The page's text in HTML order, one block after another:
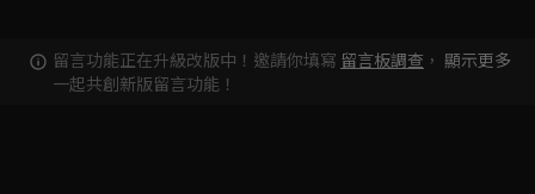
留言功能正在升級改版中！邀請你填寫 留言板調查 ，
一起共創新版留言功能！
顯示更多